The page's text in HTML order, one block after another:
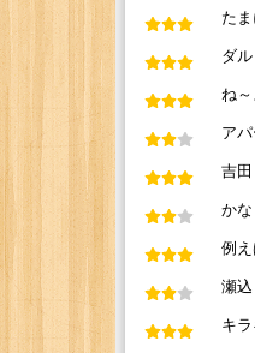
た
ダ
ね
ア
吉
か
例
瀬
キ